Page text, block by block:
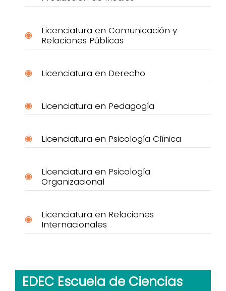
Licenciatura en Comunicación y
Relaciones Públicas
Licenciatura en Derecho
Licenciatura en Pedagogía
Licenciatura en Psicología Clínica
Licenciatura en Psicología
Organizacional
Licenciatura en Relaciones
Internacionales
EDEC Escuela de Ciencias